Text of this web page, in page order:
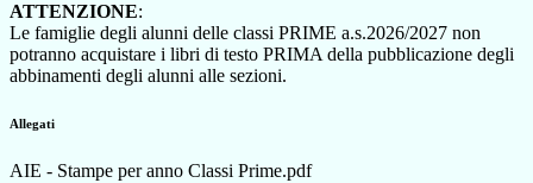
ATTENZIONE:
Le famiglie degli alunni delle classi PRIME a.s.2026/2027 non
potranno acquistare i libri di testo PRIMA della pubblicazione degli
abbinamenti degli alunni alle sezioni.
Allegati
AIE - Stampe per anno Classi Prime.pdf